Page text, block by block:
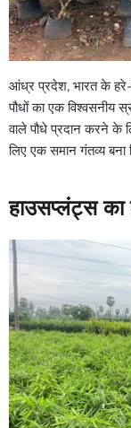
आंध्र प्रदेश, भारत के हरे-
पौधों का एक विश्वसनीय
वाले पौधे प्रदान करने के
लिए एक समान गंतव्य बना
हाउसप्लंट्स का